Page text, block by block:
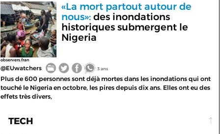
observers.fran
«La mort partout autour de
nous»:des inondations
historiques submergent le
Nigeria
@EUwatchers 3 ans
Plus de 600 personnes sont déjà mortes dans les inondations qui ont
touché le Nigeria en octobre, les pires depuis dix ans. Elles ont eu des
effets très divers,
TECH